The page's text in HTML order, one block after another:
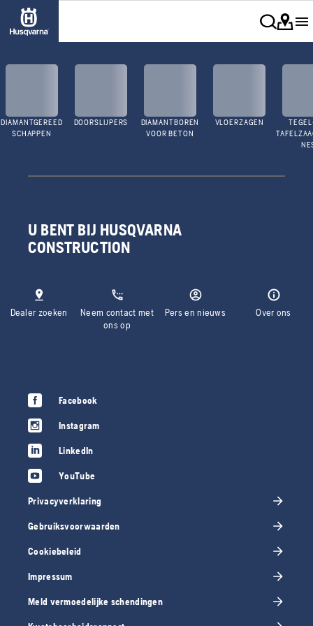
DIAMANTGEREED
SCHAPPEN
DOORSLIJPERS
DIAMANTBOREN
VOOR BETON
VLOERZAGEN
U BENT BIJ HUSQVARNA
CONSTRUCTION
Dealer zoeken
Neem contact met
ons op
Pers en nieuws Over ons
Facebook
Instagram
LinkedIn
YouTube
Privacyverklaring
Gebruiksvoorwaarden
Cookiebeleid
Impressum
Meld vermoedelijke schendingen